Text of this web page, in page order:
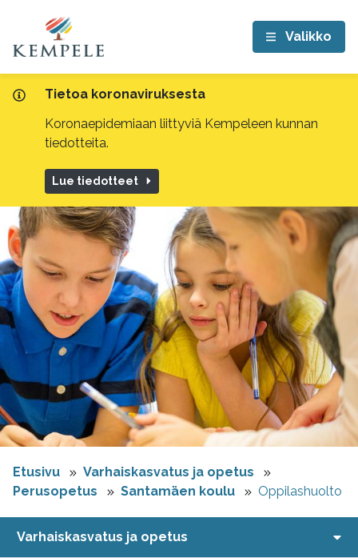
Tietoa koronaviruksesta
Koronaepidemiaan liittyviä Kempeleen kunnan
tiedotteita.
Lue tiedotteet
Valikko
Etusivu
Varhaiskasvatus ja opetus
Perusopetus
Santamäen koulu Oppilashuolto
Varhaiskasvatus ja opetus